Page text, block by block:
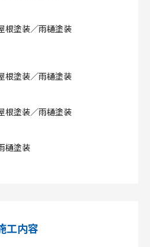
根塗装／雨樋塗装
根塗装／雨樋塗装
根塗装／雨樋塗装
樋塗装
工内容